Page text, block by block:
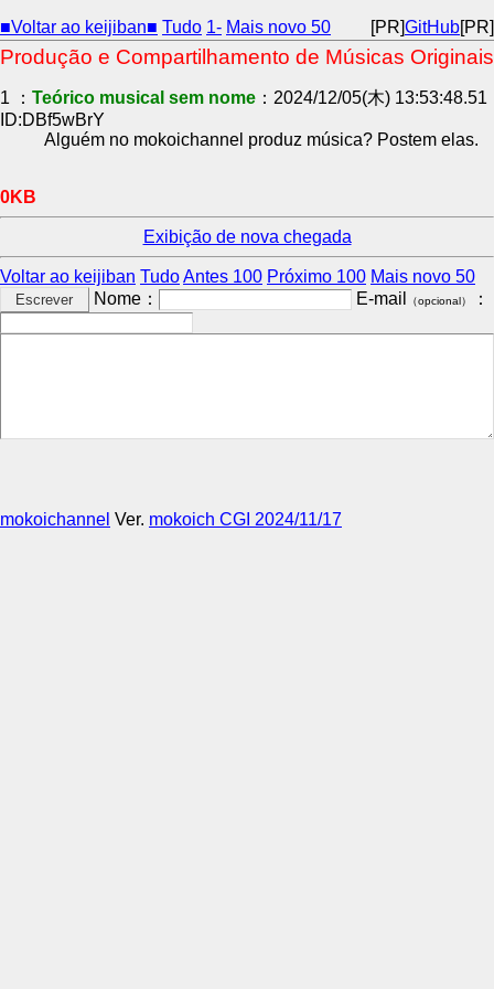
■Voltar ao keijiban■ Tudo 1- Mais novo 50 [PR]GitHub[PR]
Produção e Compartilhamento de Músicas Originais
1 ： Teórico musical sem nome ：2024/12/05(木) 13:53:48.51
ID:DBf5wBrY
Alguém no mokoichannel produz música? Postem elas.
0KB
Exibição de nova chegada
Voltar ao keijiban TudoAntes 100 Próximo 100 Mais novo 50
Nome：
E-mail （opcional） ：
mokoichannel Ver. mokoich CGI 2024/11/17